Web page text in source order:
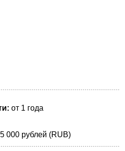
от 1 года
000 рублей (RUB)